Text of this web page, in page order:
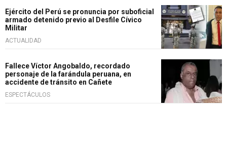
Ejército del Perú se pronuncia por suboficial
armado detenido previo al Desfile Cívico
Militar
ACTUALIDAD
Fallece Víctor Angobaldo, recordado
personaje de la farándula peruana, en
accidente de tránsito en Cañete
ESPECTÁCULOS